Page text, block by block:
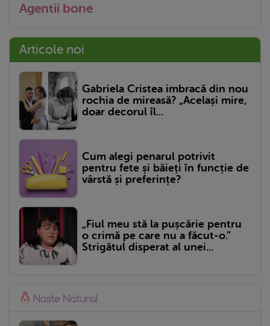
Agentii bone
Articole noi
Gabriela Cristea imbracă din nou
rochia de mireasă? „Același mire,
doar decorul îl...
Cum alegi penarul potrivit
pentru fete și băieți în funcție de
vârstă și preferințe?
„Fiul meu stă la pușcărie pentru
o crimă pe care nu a făcut-o.”
Strigătul disperat al unei...